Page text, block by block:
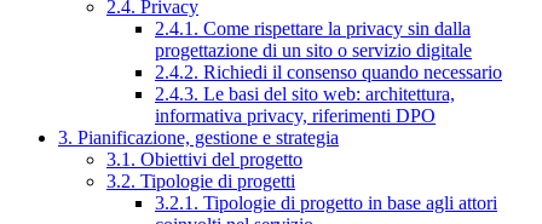
2.4. Privacy
2.4.1. Come rispettare la privacy sin dalla
progettazione di un sito o servizio digitale
2.4.2. Richiedi il consenso quando necessario
2.4.3. Le basi del sito web: architettura,
informativa privacy, riferimenti DPO
3. Pianificazione, gestione e strategia
3.1. Obiettivi del progetto
3.2. Tipologie di progetti
3.2.1. Tipologie di progetto in base agli attori